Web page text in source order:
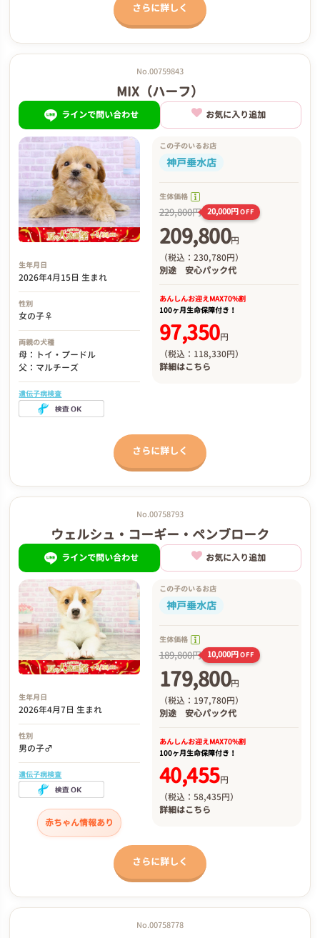
さらに詳しく
No.00759843
MIX（ハーフ）
ラインで問い合わせ お気に入り追加
生年月日
2026年4月15日 生まれ
性別
女の子♀
両親の犬種
母：トイ・プードル
父：マルチーズ
遺伝子病検査
この子のいるお店
神戸垂水店
生体価格
229,800円 20,000円OFF
209,800円
（税込：230,780円）
別途 安心パック代
あんしんお迎えMAX70%割
100ヶ月生命保障付き！
97,350円
（税込：118,330円）
詳細はこちら
さらに詳しく
No.00758793
ウェルシュ・コーギー・ペンブローク
ラインで問い合わせ お気に入り追加
生年月日
2026年4月7日 生まれ
性別
男の子♂
遺伝子病検査
赤ちゃん情報あり
この子のいるお店
神戸垂水店
生体価格
189,800円 10,000円OFF
179,800円
（税込：197,780円）
別途 安心パック代
あんしんお迎えMAX70%割
100ヶ月生命保障付き！
40,455円
（税込：58,435円）
詳細はこちら
さらに詳しく
No.00758778